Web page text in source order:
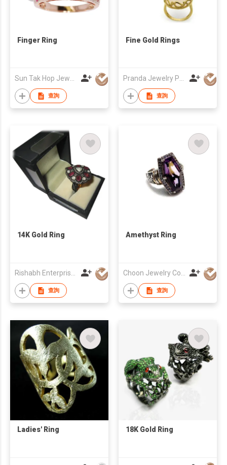
Finger Ring
查詢
Fine Gold Rings
查詢
14K Gold Ring
Rishabh Enterprises
查詢
Amethyst Ring
Choon Jewelry Co Ltd
查詢
Ladies' Ring 18K Gold Ring